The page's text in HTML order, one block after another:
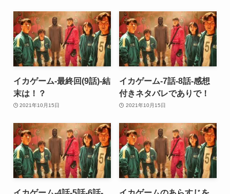
イカゲーム-最終回(9話)-結
末は！？
2021年10月15日
イカゲーム-7話-8話-感想
付きネタバレでありで！
2021年10月15日